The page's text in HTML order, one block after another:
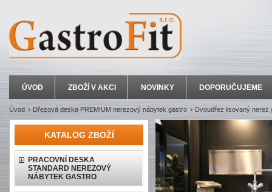
ÚVOD ZBOŽÍ V AKCI NOVINKY DOPORUČUJEME
Úvod Dřezová deska PREMIUM nerezový nábytek gastro Dvoudřez lisovaný nerez
KATALOG ZBOŽÍ
PRACOVNÍ DESKA
STANDARD NEREZOVÝ
NÁBYTEK GASTRO